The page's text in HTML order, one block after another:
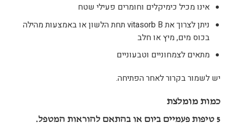
אינו מכיל כימיקלים וחומרים פעילי שטח
ניתן לצרוך את vitasorb B תחת הלשון או באמצעות מהילה
בכוס מים, מיץ או חלב
מתאים לצמחוניים וטבעוניים
יש לשמור בקרור לאחר הפתיחה.
כמות מומלצת
5 טיפות פעמיים ביום או בהתאם להוראות המטפל.